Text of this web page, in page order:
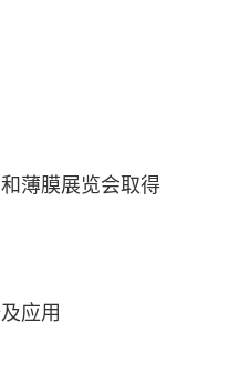
薄膜展览会取得
应用